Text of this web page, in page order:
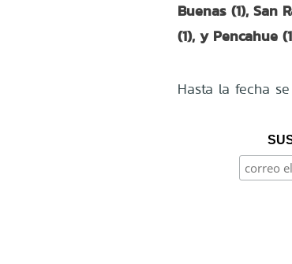
Buenas (1), San
(1), y Pencahue
Hasta la fecha